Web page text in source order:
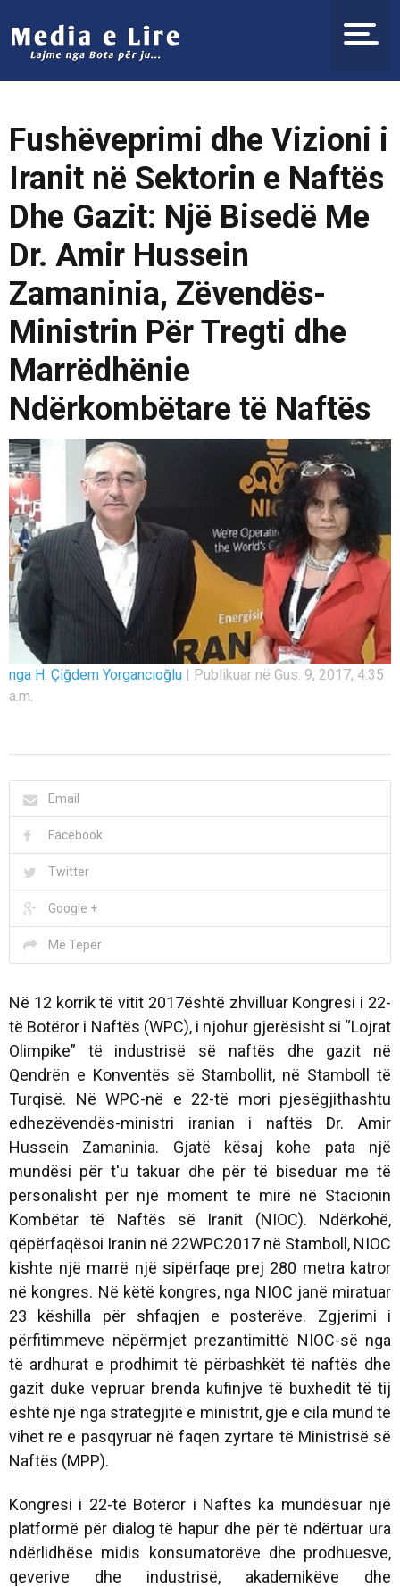
Fushëveprimi dhe Vizioni i
Iranit në Sektorin e Naftës
Dhe Gazit: Një Bisedë Me
Dr. Amir Hussein
Zamaninia, Zëvendës-
Ministrin Për Tregti dhe
Marrëdhënie
Ndërkombëtare të Naftës
nga H. Çiğdem Yorgancıoğlu | Publikuar në Gus. 9, 2017, 4:35
a.m.
Email
Facebook
Twitter
Google +
Më Tepër
Në 12 korrik të vitit 2017është zhvilluar Kongresi i 22-
të Botëror i Naftës (WPC), i njohur gjerësisht si “Lojrat
Olimpike” të industrisë së naftës dhe gazit në
Qendrën e Konventës së Stambollit, në Stamboll të
Turqisë. Në WPC-në e 22-të mori pjesëgjithashtu
edhezëvendës-ministri iranian i naftës Dr. Amir
Hussein Zamaninia. Gjatë kësaj kohe pata një
mundësi për t'u takuar dhe për të biseduar me të
personalisht për një moment të mirë në Stacionin
Kombëtar të Naftës së Iranit (NIOC). Ndërkohë,
qëpërfaqësoi Iranin në 22WPC2017 në Stamboll, NIOC
kishte një marrë një sipërfaqe prej 280 metra katror
në kongres. Në këtë kongres, nga NIOC janë miratuar
23 këshilla për shfaqjen e posterëve. Zgjerimi i
përfitimmeve nëpërmjet prezantimittë NIOC-së nga
të ardhurat e prodhimit të përbashkët të naftës dhe
gazit duke vepruar brenda kufinjve të buxhedit të tij
është një nga strategjitë e ministrit, gjë e cila mund të
vihet re e pasqyruar në faqen zyrtare të Ministrisë së
Naftës (MPP).
Kongresi i 22-të Botëror i Naftës ka mundësuar një
platformë për dialog të hapur dhe për të ndërtuar ura
ndërlidhëse midis konsumatorëve dhe prodhuesve,
qeverive dhe industrisë, akademikëve dhe